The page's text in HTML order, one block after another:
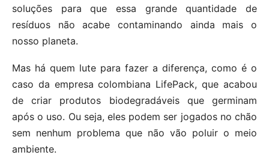
soluções para que essa grande quantidade de
resíduos não acabe contaminando ainda mais o
nosso planeta.
Mas há quem lute para fazer a diferença, como é o
caso da empresa colombiana LifePack, que acabou
de criar produtos biodegradáveis ​​que germinam
após o uso. Ou seja, eles podem ser jogados no chão
sem nenhum problema que não vão poluir o meio
ambiente.